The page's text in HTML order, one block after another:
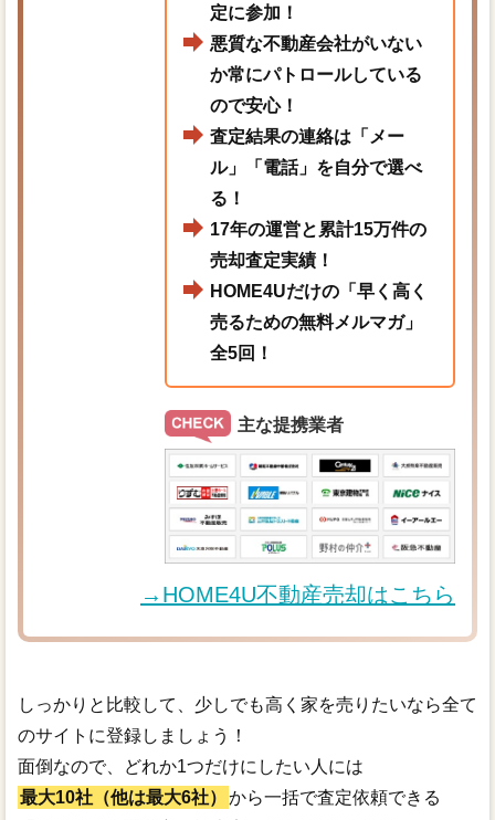
定に参加！
悪質な不動産会社がいない
か常にパトロールしている
ので安心！
査定結果の連絡は「メー
ル」「電話」を自分で選べ
る！
17年の運営と累計15万件の
売却査定実績！
HOME4Uだけの「早く高く
売るための無料メルマガ」
全5回！
主な提携業者
→HOME4U不動産売却はこちら
しっかりと比較して、少しでも高く家を売りたいなら全て
のサイトに登録しましょう！
面倒なので、どれか1つだけにしたい人には
最大10社（他は最大6社）
から一括で査定依頼できる